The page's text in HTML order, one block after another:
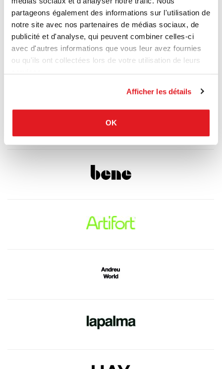
partageons également des informations sur l'utilisation de
notre site avec nos partenaires de médias sociaux, de
publicité et d'analyse, qui peuvent combiner celles-ci
avec d'autres informations que vous leur avez fournies
ou qu'ils ont collectées lors de votre utilisation de leurs
services.
Afficher les détails
OK